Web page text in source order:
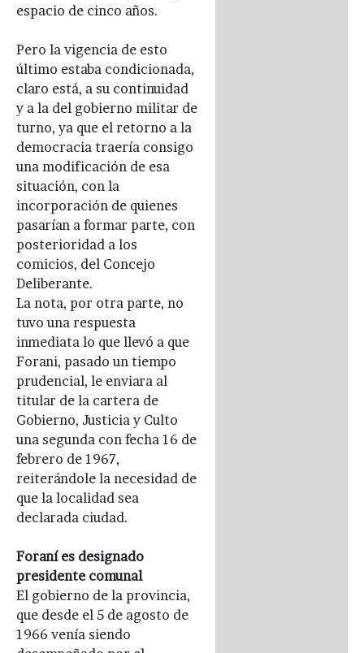
espacio de cinco años.
Pero la vigencia de esto
último estaba condicionada,
claro está, a su continuidad
y a la del gobierno militar de
turno, ya que el retorno a la
democracia traería consigo
una modificación de esa
situación, con la
incorporación de quienes
pasarían a formar parte, con
posterioridad a los
comicios, del Concejo
Deliberante.
La nota, por otra parte, no
tuvo una respuesta
inmediata lo que llevó a que
Forani, pasado un tiempo
prudencial, le enviara al
titular de la cartera de
Gobierno, Justicia y Culto
una segunda con fecha 16 de
febrero de 1967,
reiterándole la necesidad de
que la localidad sea
declarada ciudad.
Foraní es designado
presidente comunal
El gobierno de la provincia,
que desde el 5 de agosto de
1966 venía siendo